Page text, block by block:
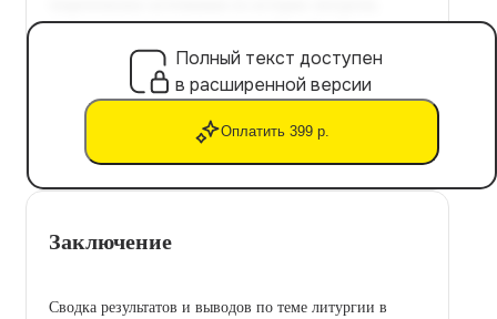
Полный текст доступен
в расширенной версии
Оплатить 399 р.
Заключение
Сводка результатов и выводов по теме литургии в